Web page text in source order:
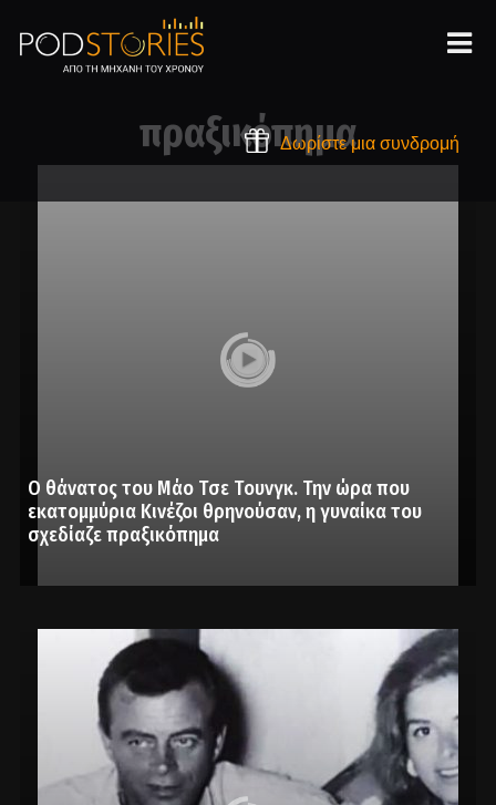
Δωρίστε μια συνδρομή
πραξικόπημα
Ο θάνατος του Μάο Τσε Τουνγκ. Την ώρα που
εκατομμύρια Κινέζοι θρηνούσαν, η γυναίκα του
σχεδίαζε πραξικόπημα